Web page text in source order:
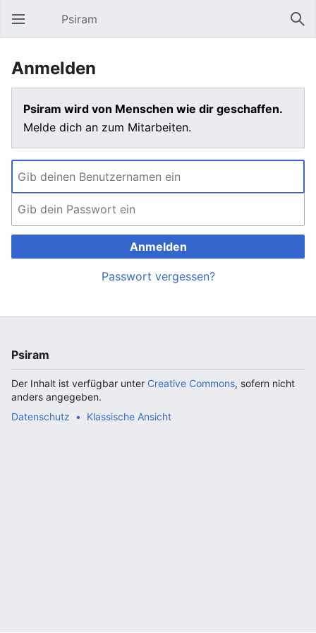
Hauptmenü öffnen Psiram
Anmelden
Psiram wird von Menschen wie dir geschaffen.
Melde dich an zum Mitarbeiten.
Anmelden
Passwort vergessen?
Psiram
Der Inhalt ist verfügbar unter Creative Commons, sofern nicht
anders angegeben.
Datenschutz
Klassische Ansicht